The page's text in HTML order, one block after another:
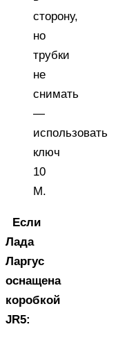
сторону,
но
трубки
не
снимать
—
использовать
ключ
10
М.
Если
Лада
Ларгус
оснащена
коробкой
JR5: